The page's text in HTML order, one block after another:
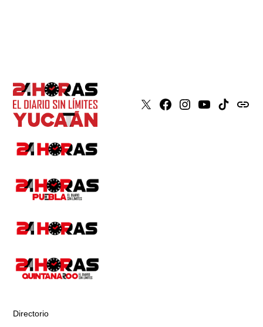
X Faceboook
Instagram
YoutubeTiktokissuu
Directorio